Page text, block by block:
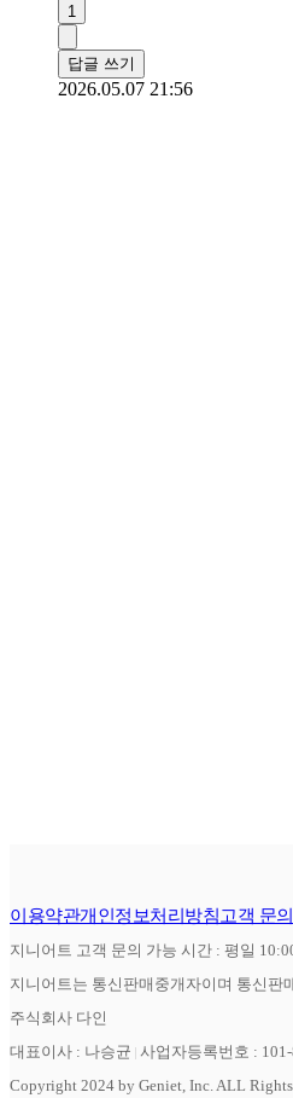
1
답글 쓰기
2026.05.07 21:56
이용약관개인정보처리방침고객 문의
지니어트 고객 문의 가능 시간 : 평일
지니어트는 통신판매중개자이며 통신판
주식회사 다인
대표이사 : 나승균 사업자등록번호 : 101-
Copyright 2024 by Geniet, Inc. ALL Rights